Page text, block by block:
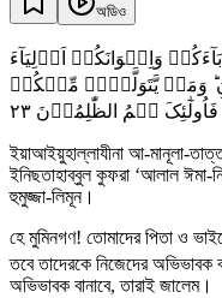
অডিও
وَاِخۡوَانَکُمۡ اَوۡلِیَآءَ
وَمَنۡ یَّتَوَلَّہُمۡ مِّنۡکُمۡ
فَاُولٰٓئِکَ ہُمُ الظّٰلِمُوۡنَ ٢٣
ইয়াআইয়ুহাল্লাযীনা আ-মানূলা-
ইনিছতাহাব্বুল কুফরা ‘আলাল ঈমা-
হুমুজ্জা-লিমূন।
হে মুমিনগণ! তোমাদের পিতা ও
তবে তাদেরকে নিজেদের অভিভাবক
অভিভাবক বানাবে, তারাই জালেম।